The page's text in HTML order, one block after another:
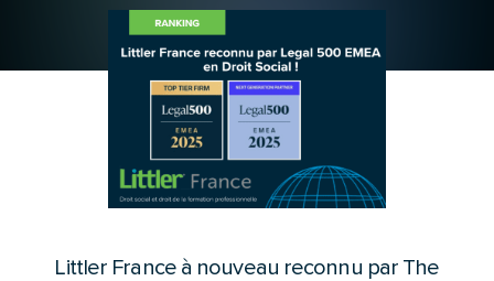
Distinction
Littler France à nouveau reconnu par The